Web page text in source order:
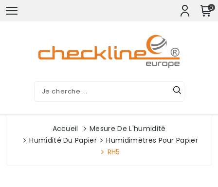
0
Accueil
Mesure De L'humidité
Humidité Du Papier
Humidimètres Pour Papier
RH5